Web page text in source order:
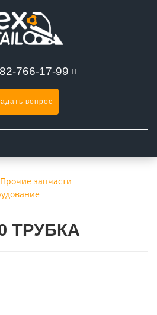
766-17-99
вопрос
Прочие запчасти
ТРУБКА